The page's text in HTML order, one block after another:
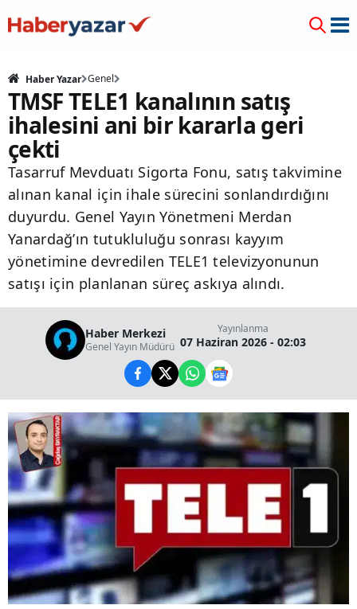
Haber Yazar Genel
TMSF TELE1 kanalının satış
ihalesini ani bir kararla geri
çekti
Tasarruf Mevduatı Sigorta Fonu, satış takvimine
alınan kanal için ihale sürecini sonlandırdığını
duyurdu. Genel Yayın Yönetmeni Merdan
Yanardağ’ın tutukluluğu sonrası kayyım
yönetimine devredilen TELE1 televizyonunun
satışı için planlanan süreç askıya alındı.
Haber Merkezi
Genel Yayın Müdürü
Yayınlanma
07 Haziran 2026 - 02:03